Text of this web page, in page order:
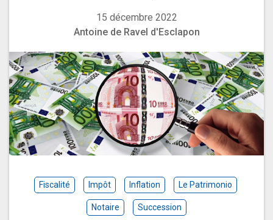
15 décembre 2022
Antoine de Ravel d'Esclapon
Fiscalité Impôt Inflation Le Patrimonio
Notaire Succession